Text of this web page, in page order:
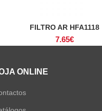
ADICIONAR
FILTRO AR HFA1118
7.65€
ONLINE